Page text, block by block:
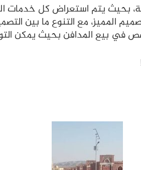
يتم استعراض كل خدمات
المميز، مع التنوع ما بين
بيع المدافن بحيث يمكن